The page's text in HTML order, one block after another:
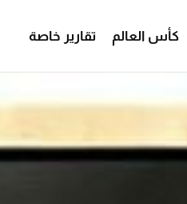
كأس العالم تقارير خاصة